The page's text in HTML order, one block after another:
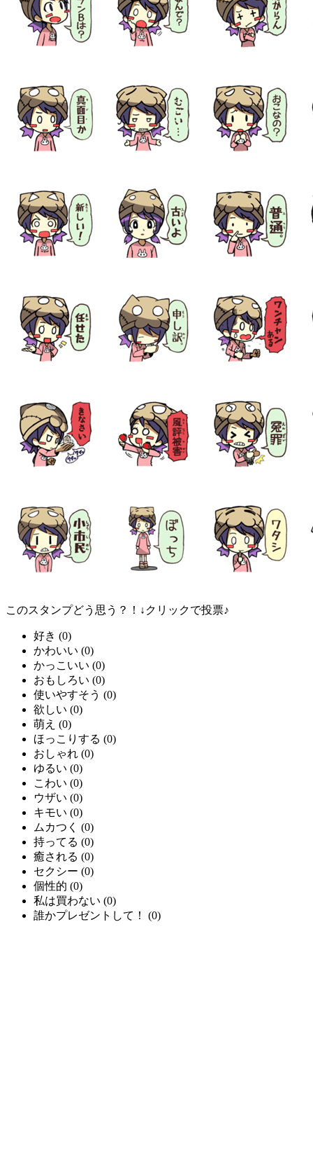
このスタンプどう思う？！↓クリックで投票♪
好き (0)
かわいい (0)
かっこいい (0)
おもしろい (0)
使いやすそう (0)
欲しい (0)
萌え (0)
ほっこりする (0)
おしゃれ (0)
ゆるい (0)
こわい (0)
ウザい (0)
キモい (0)
ムカつく (0)
持ってる (0)
癒される (0)
セクシー (0)
個性的 (0)
私は買わない (0)
誰かプレゼントして！
(0)